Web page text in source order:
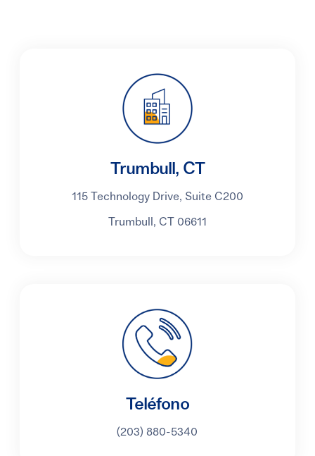
Trumbull, CT
115 Technology Drive, Suite C200
Trumbull, CT 06611
Teléfono
(203) 880-5340